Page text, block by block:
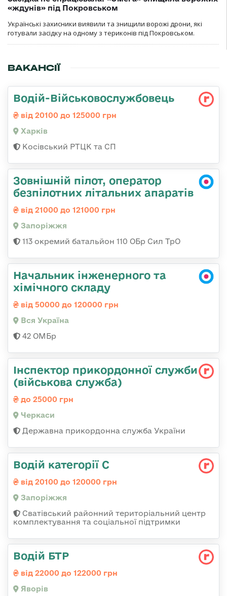
«ждунів» під Покровськом
Українські захисники виявили та знищили ворожі дрони, які
готували засідку на одному з териконів під Покровськом.
ВАКАНСІЇ
Водій-Військовослужбовець
від 20100 до 125000 грн
Харків
Косівський РТЦК та СП
Зовнішній пілот, оператор
безпілотних літальних апаратів
від 21000 до 121000 грн
Запоріжжя
113 окремий батальйон 110 ОБр Сил ТрО
Начальник інженерного та
хімічного складу
від 50000 до 120000 грн
Вся Україна
42 ОМБр
Інспектор прикордонної служби
(військова служба)
до 25000 грн
Черкаси
Державна прикордонна служба України
Водій категорії С
від 20100 до 120000 грн
Запоріжжя
Сватівський районний територіальний центр
комплектування та соціальної підтримки
Водій БТР
від 22000 до 122000 грн
Яворів